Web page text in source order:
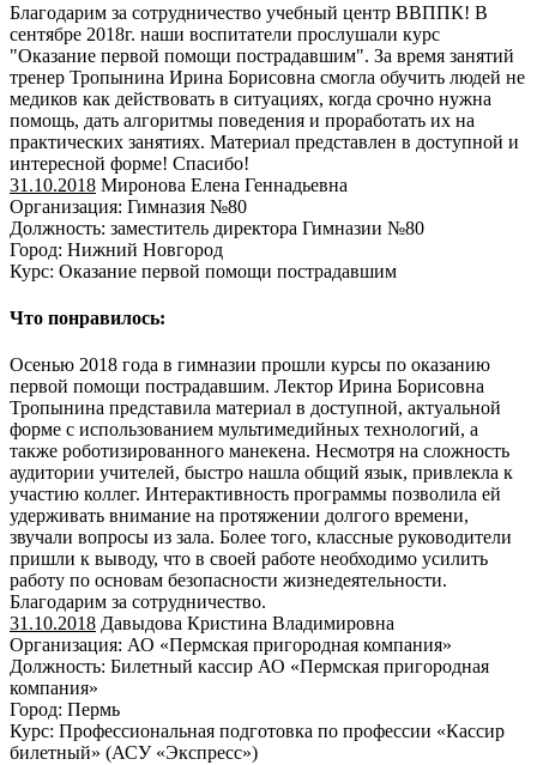
Благодарим за сотрудничество учебный центр ВВППК! В
сентябре 2018г. наши воспитатели прослушали курс
"Оказание первой помощи пострадавшим". За время занятий
тренер Тропынина Ирина Борисовна смогла обучить людей не
медиков как действовать в ситуациях, когда срочно нужна
помощь, дать алгоритмы поведения и проработать их на
практических занятиях. Материал представлен в доступной и
интересной форме! Спасибо!
31.10.2018 Миронова Елена Геннадьевна
Организация: Гимназия №80
Должность: заместитель директора Гимназии №80
Город: Нижний Новгород
Курс: Оказание первой помощи пострадавшим
Что понравилось:
Осенью 2018 года в гимназии прошли курсы по оказанию
первой помощи пострадавшим. Лектор Ирина Борисовна
Тропынина представила материал в доступной, актуальной
форме с использованием мультимедийных технологий, а
также роботизированного манекена. Несмотря на сложность
аудитории учителей, быстро нашла общий язык, привлекла к
участию коллег. Интерактивность программы позволила ей
удерживать внимание на протяжении долгого времени,
звучали вопросы из зала. Более того, классные руководители
пришли к выводу, что в своей работе необходимо усилить
работу по основам безопасности жизнедеятельности.
Благодарим за сотрудничество.
31.10.2018 Давыдова Кристина Владимировна
Организация: АО «Пермская пригородная компания»
Должность: Билетный кассир АО «Пермская пригородная
компания»
Город: Пермь
Курс: Профессиональная подготовка по профессии «Кассир
билетный» (АСУ «Экспресс»)